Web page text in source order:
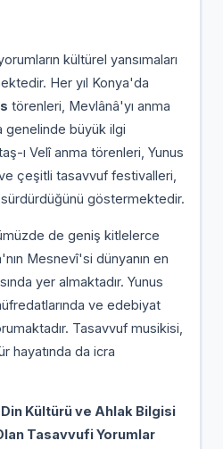
kültürel yansımaları
Her yıl Konya'da
törenleri, Mevlânâ'yı anma
genelinde büyük ilgi
ı Velî anma törenleri, Yunus
çeşitli tasavvuf festivalleri,
sürdürdüğünü göstermektedir.
de geniş kitlelerce
Mesnevî'si dünyanın en
yer almaktadır. Yunus
ve edebiyat
Tasavvuf musikisi,
hayatında da icra
Din Kültürü ve Ahlak Bilgisi
Tasavvufi Yorumlar